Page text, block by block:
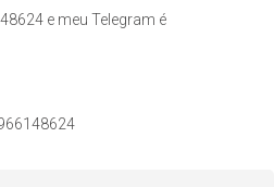
e meu Telegram é